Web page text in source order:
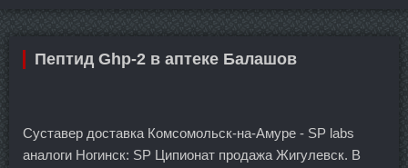
Пептид Ghp-2 в аптеке Балашов
Суставер доставка Комсомольск-на-Амуре - SP labs
аналоги Ногинск: SP Ципионат продажа Жигулевск. В